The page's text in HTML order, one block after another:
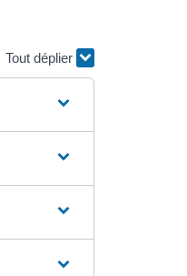
Tout déplier